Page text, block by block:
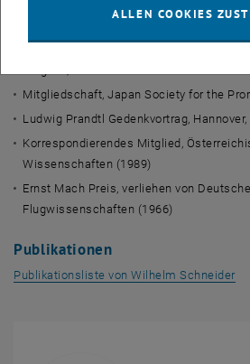
Österreich (1999)
Mitgliedschaft, Japan Society for the
Ludwig Prandtl Gedenkvortrag,
Korrespondierendes Mitglied,
Wissenschaften (1989)
Ernst Mach Preis, verliehen von
Flugwissenschaften (1966)
Publikationen
Publikationsliste von Wilhelm Schneider,
ALLEN COOKIES